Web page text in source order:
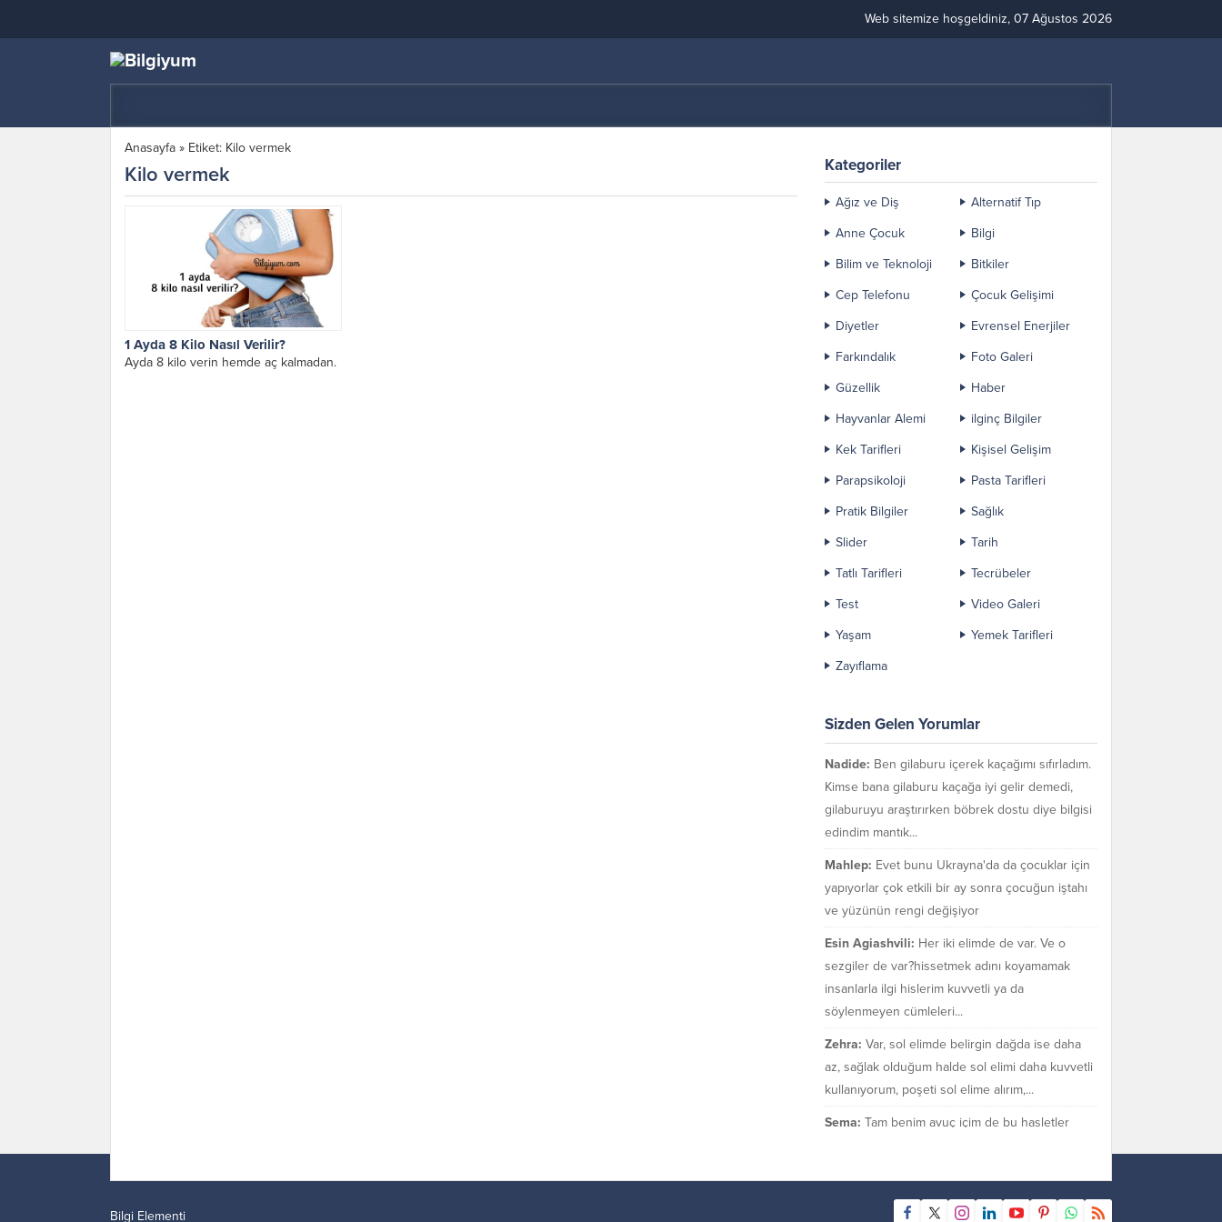
Web sitemize hoşgeldiniz, 07 Ağustos 2026
Anasayfa » Etiket: Kilo vermek
Kilo vermek
1 Ayda 8 Kilo Nasıl Verilir?
Ayda 8 kilo verin hemde aç kalmadan.
Kategoriler
Ağız ve Diş
Alternatif Tıp
Anne Çocuk
Bilgi
Bilim ve Teknoloji
Bitkiler
Cep Telefonu
Çocuk Gelişimi
Diyetler
Evrensel Enerjiler
Farkındalık
Foto Galeri
Güzellik
Haber
Hayvanlar Alemi
ilginç Bilgiler
Kek Tarifleri
Kişisel Gelişim
Parapsikoloji
Pasta Tarifleri
Pratik Bilgiler
Sağlık
Slider
Tarih
Tatlı Tarifleri
Tecrübeler
Test
Video Galeri
Yaşam
Yemek Tarifleri
Zayıflama
Sizden Gelen Yorumlar
Nadide: Ben gilaburu içerek kaçağımı sıfırladım.
Kimse bana gilaburu kaçağa iyi gelir demedi,
gilaburuyu araştırırken böbrek dostu diye bilgisi
edindim mantık...
Mahlep: Evet bunu Ukrayna'da da çocuklar için
yapıyorlar çok etkili bir ay sonra çocuğun iştahı
ve yüzünün rengi değişiyor
Esin Agiashvili: Her iki elimde de var. Ve o
sezgiler de var?hissetmek adını koyamamak
insanlarla ilgi hislerim kuvvetli ya da
söylenmeyen cümleleri...
Zehra: Var, sol elimde belirgin dağda ise daha
az, sağlak olduğum halde sol elimi daha kuvvetli
kullanıyorum, poşeti sol elime alırım,...
Sema: Tam benim avuç içim de bu hasletler
Bilgi Elementi